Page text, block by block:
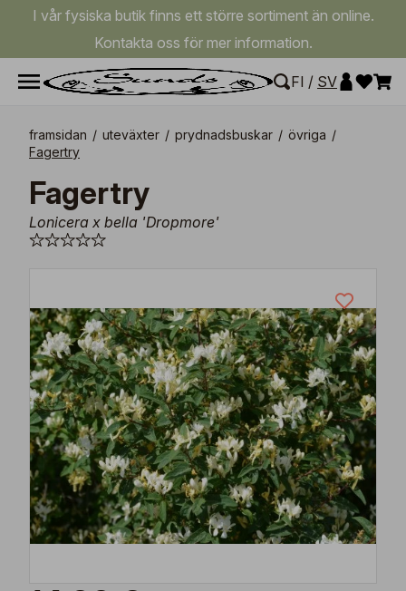
I vår fysiska butik finns ett större sortiment än online.
Kontakta oss för mer information.
FI / SV
framsidan / uteväxter / prydnadsbuskar / övriga /
Fagertry
Fagertry
Lonicera x bella 'Dropmore'